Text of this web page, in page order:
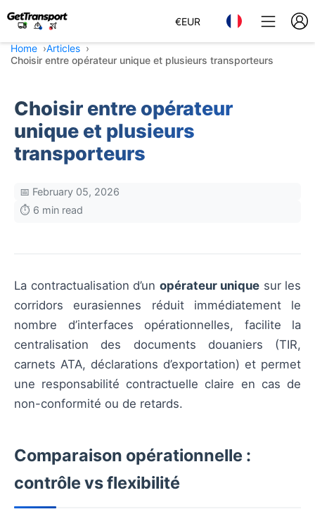
€EUR
Home
Articles
Choisir entre opérateur unique et plusieurs transporteurs
Choisir entre opérateur
unique et plusieurs
transporteurs
📅 February 05, 2026
⏱️ 6 min read
La contractualisation d’un opérateur unique sur les
corridors eurasiennes réduit immédiatement le
nombre d’interfaces opérationnelles, facilite la
centralisation des documents douaniers (TIR,
carnets ATA, déclarations d’exportation) et permet
une responsabilité contractuelle claire en cas de
non-conformité ou de retards.
Comparaison opérationnelle :
contrôle vs flexibilité